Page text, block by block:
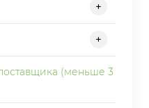
(меньше 3